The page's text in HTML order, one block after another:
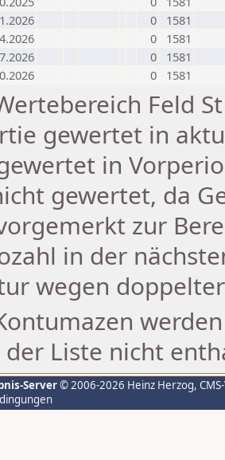
0
1581
0
1581
0
1581
0 1581
Feld
gewertet in
in
gewertet, da
zur
in der
wegen
Liste nicht
Server© 2006-2026 Heinz Herzog,